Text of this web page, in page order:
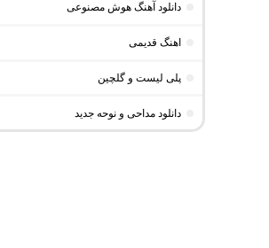
دانلود آهنگ هوش مصنوعی
اهنگ قدیمی
پلی لیست و گلچین
دانلود مداحی و نوحه جدید